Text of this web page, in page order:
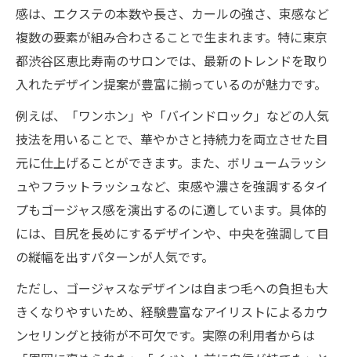
感は、エクステの本数や長さ、カールの強さ、束感など
複数の要素が組み合わさることで生まれます。特に東京
都渋谷区恵比寿南のサロンでは、最新のトレンドを取り
入れたデザイン提案が豊富に揃っているのが魅力です。
例えば、「ワンホン」や「バインドロック」などの人気
技法を用いることで、華やかさと持続力を両立させた目
元に仕上げることができます。また、ボリュームラッシ
ュやフラットラッシュなど、束感や濃さを強調するタイ
プもゴージャス感を演出するのに適しています。具体的
には、目尻を長めにするデザインや、中央を強調して目
の縦幅を出すパターンが人気です。
ただし、ゴージャスなデザインは自まつ毛への負担も大
きくなりやすいため、経験豊富なアイリストによるカウ
ンセリングと技術が不可欠です。実際の利用者からは